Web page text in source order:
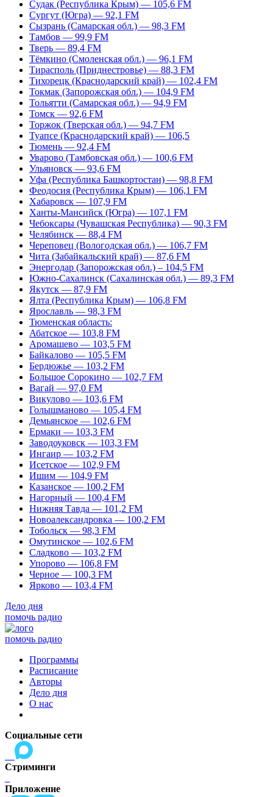
Судак (Республика Крым) — 105,6 FM
Сургут (Югра) — 92,1 FM
Сызрань (Самарская обл.) — 98,3 FM
Тамбов — 99,9 FM
Тверь — 89,4 FM
Тёмкино (Смоленская обл.) — 96,1 FM
Тирасполь (Приднестровье) — 88,3 FM
Тихорецк (Краснодарский край) — 102,4 FM
Токмак (Запорожская обл.) — 104,9 FM
Тольятти (Самарская обл.) — 94,9 FM
Томск — 92,6 FM
Торжок (Тверская обл.) — 94,7 FM
Туапсе (Краснодарский край) — 106,5
Тюмень — 92,4 FM
Уварово (Тамбовская обл.) — 100,6 FM
Ульяновск — 93,6 FM
Уфа (Республика Башкортостан) — 98,8 FM
Феодосия (Республика Крым) — 106,1 FM
Хабаровск — 107,9 FM
Ханты-Мансийск (Югра) — 107,1 FM
Чебоксары (Чувашская Республика) — 90,3 FM
Челябинск — 88,4 FM
Череповец (Вологодская обл.) — 106,7 FM
Чита (Забайкальский край) — 87,6 FM
Энергодар (Запорожская обл.) – 104,5 FM
Южно-Сахалинск (Сахалинская обл.) — 89,3 FM
Якутск — 87,9 FM
Ялта (Республика Крым) — 106,8 FM
Ярославль — 98,3 FM
Тюменская область:
Абатское — 103,8 FM
Аромашево — 103,5 FM
Байкалово — 105,5 FM
Бердюжье — 103,2 FM
Большое Сорокино — 102,7 FM
Вагай — 97,0 FM
Викулово — 103,6 FM
Голышманово — 105,4 FM
Демьянское — 102,6 FM
Ермаки — 103,3 FM
Заводоуковск — 103,3 FM
Ингаир — 103,2 FM
Исетское — 102,9 FM
Ишим — 104,9 FM
Казанское — 100,2 FM
Нагорный — 100,4 FM
Нижняя Тавда — 101,2 FM
Новоалександровка — 100,2 FM
Тобольск — 98,3 FM
Омутинское — 102,6 FM
Сладково — 103,2 FM
Упорово — 106,8 FM
Черное — 100,3 FM
Ярково — 103,4 FM
Дело дня
помочь радио
помочь радио
Программы
Расписание
Авторы
Дело дня
О нас
Социальные сети
Стриминги
Приложение